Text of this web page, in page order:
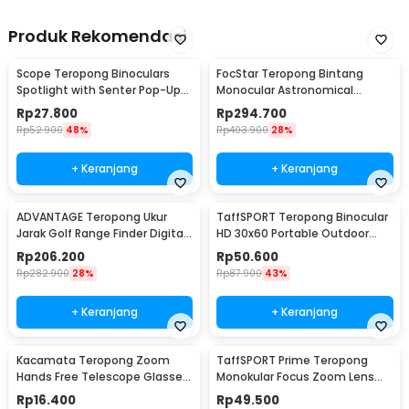
Produk Rekomendasi
Scope Teropong Binoculars
Spotlight with Senter Pop-Up
Light 4x30mm - JYW-1226
Rp27.800
Rp52.900 48%
+ Keranjang
FocStar Teropong Bintang
Monocular Astronomical
Telescope 300/70mm -
F30070M
Rp294.700
Rp403.900 28%
+ Keranjang
ADVANTAGE Teropong Ukur
Jarak Golf Range Finder Digital
7x18 - AD-964
Rp206.200
Rp282.900 28%
+ Keranjang
TaffSPORT Teropong Binocular
HD 30x60 Portable Outdoor
126M/1000M
Rp50.600
Rp87.900 43%
+ Keranjang
Kacamata Teropong Zoom
Hands Free Telescope Glasses
untuk Fishing - HG00117
Rp16.400
TaffSPORT Prime Teropong
Monokular Focus Zoom Lens
16x52 66M/8000M - TF16
Rp49.500